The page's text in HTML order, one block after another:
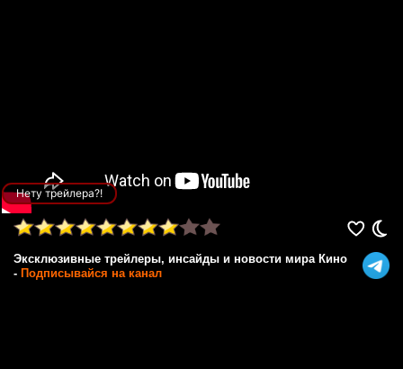
Нету трейлера?!
Эксклюзивные трейлеры, инсайды и новости мира Кино
- Подписывайся на канал